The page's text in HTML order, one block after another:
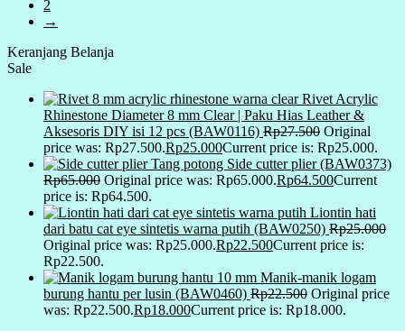
2
→
Keranjang Belanja
Sale
Rivet Acrylic
Rhinestone Diameter 8 mm Clear | Paku Hias Leather &
Aksesoris DIY isi 12 pcs (BAW0116) Rp27.500 Original
price was: Rp27.500.Rp25.000Current price is: Rp25.000.
Tang potong Side cutter plier (BAW0373)
Rp65.000 Original price was: Rp65.000.Rp64.500Current
price is: Rp64.500.
Liontin hati
dari batu cat eye sintetis warna putih (BAW0250) Rp25.000
Original price was: Rp25.000.Rp22.500Current price is:
Rp22.500.
Manik-manik logam
burung hantu per lusin (BAW0460) Rp22.500 Original price
was: Rp22.500.Rp18.000Current price is: Rp18.000.